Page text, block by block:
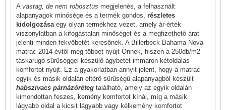
A vastag, de nem robosztus megjelenés, a felhasznált
alapanyagok minősége és a termék gondos, részletes
kidolgozása egy olyan termékhez vezet, amely ár-érték
viszonylatban a kifogástalan minőséget és a megfizethető árat
jelenti minden fekvőbetét keresőnek. A Billerbeck Bahama Nova
matrac 2014 évtől még többet nyújt Önnek, hiszen a 250db/m2
táskarugó sűrűséggel készülő ágybetét immáron kétoldalas
komfortot nyújt. Ez a gyakorlatban annyit jelent, hogy a matrac
egyik és másik oldalán eltérő sűrűségű alapanyagból készült
habszivacs párnázóréteg található, amely az egyik oldalán
kimondottan feszes, kemény komfortot kínál, míg a másik
lágyabb oldal a kicsit lágyabb vagy kélkemény komfortot